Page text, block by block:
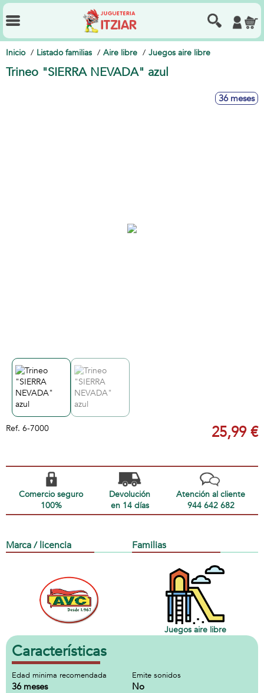
Inicio Listado familias Aire libre Juegos aire libre
Trineo "SIERRA NEVADA" azul
36 meses
Ref. 6-7000 25,99 €
Comercio seguro
100%
Devolución
en 14 días
Atención al cliente
944 642 682
Marca / licencia Familias
Juegos aire libre
Características
Edad minima recomendada
36 meses
Emite sonidos
No